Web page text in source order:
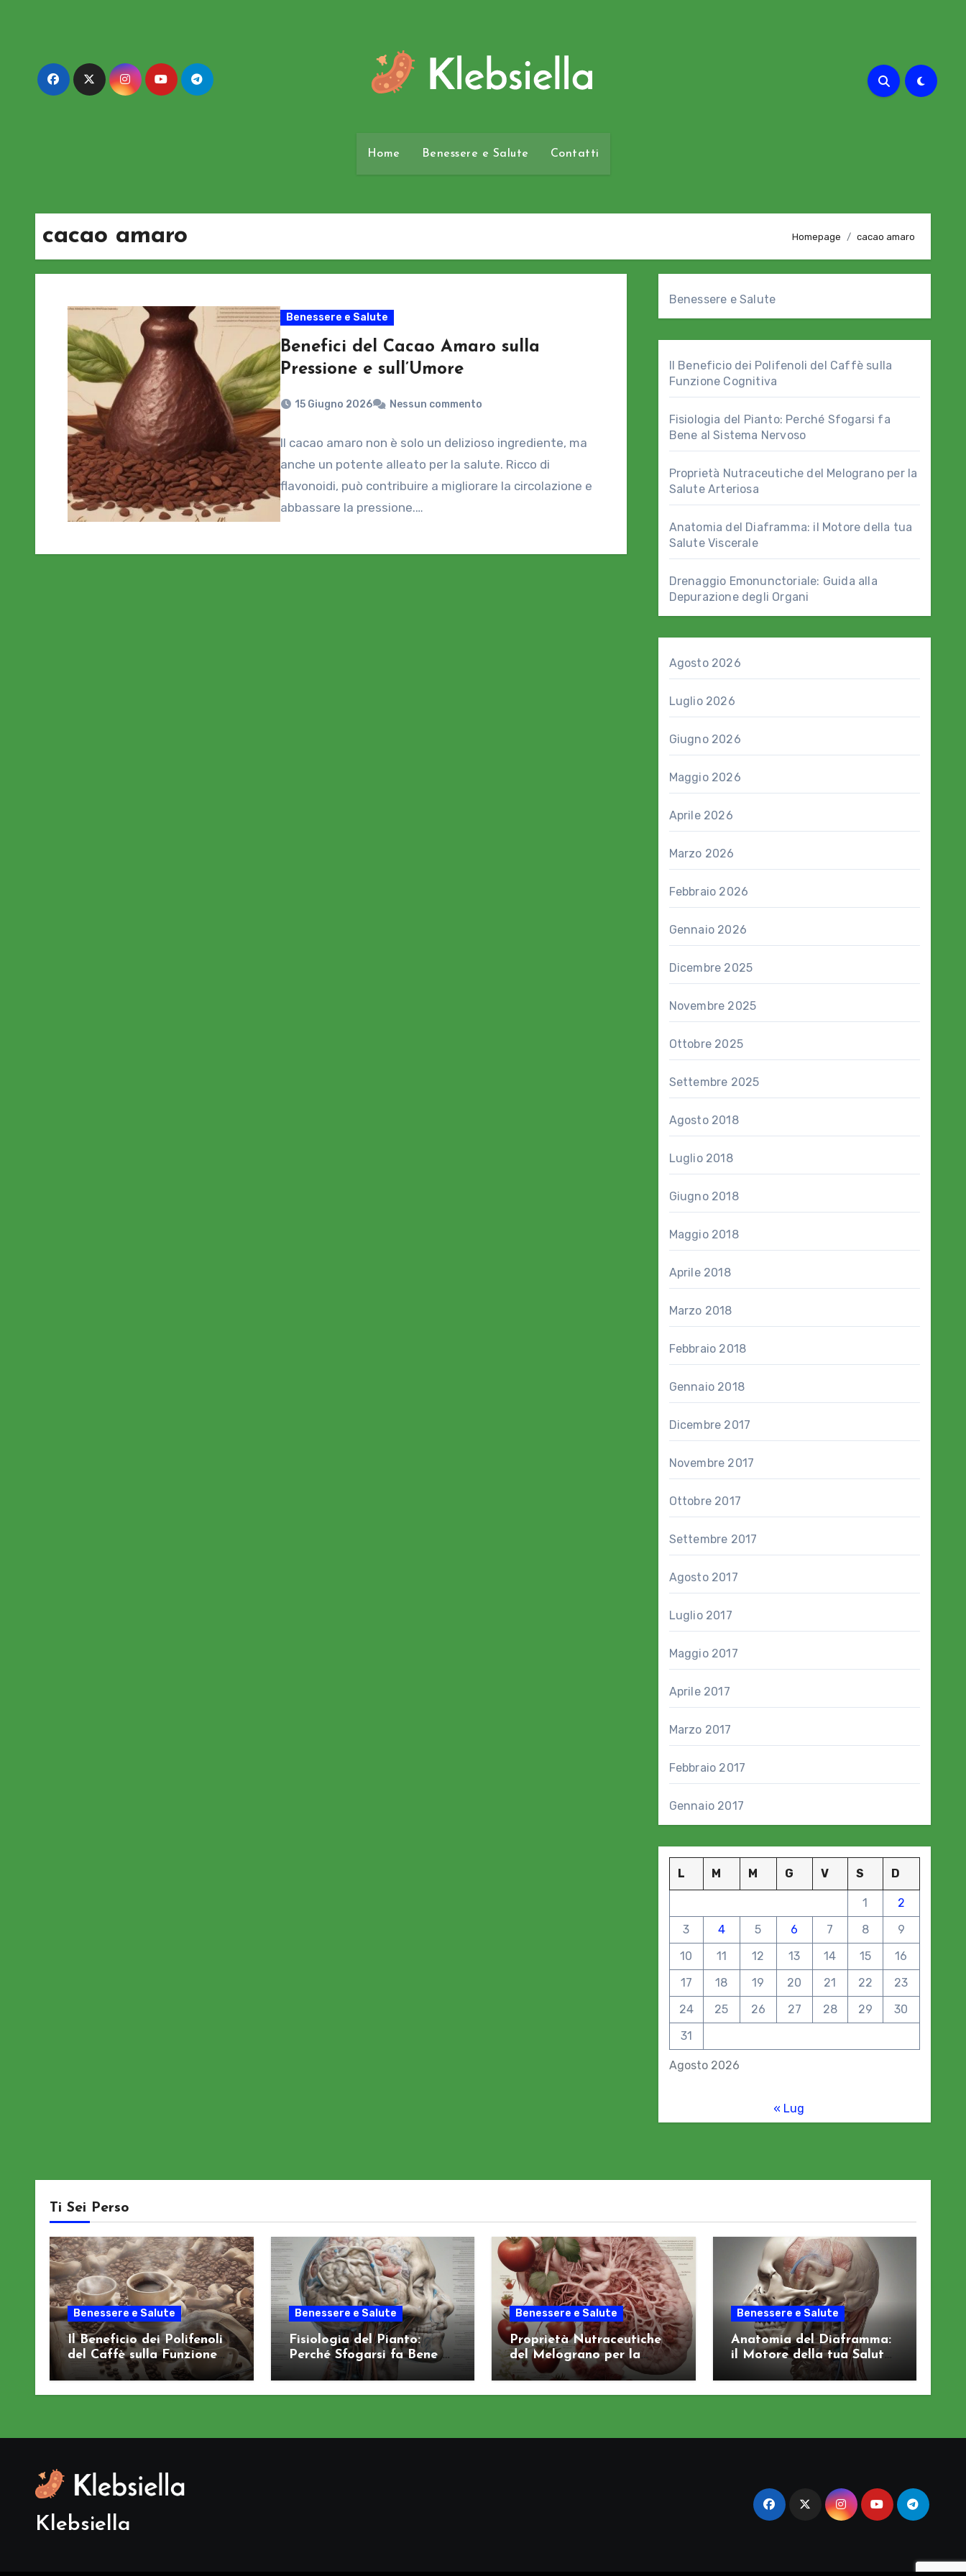
Home Benessere e Salute Contatti
cacao amaro Homepage cacao amaro
Benessere e Salute
Benefici del Cacao Amaro sulla
Pressione e sull’Umore
15 Giugno 2026 Nessun commento
Il cacao amaro non è solo un delizioso ingrediente, ma
anche un potente alleato per la salute. Ricco di
flavonoidi, può contribuire a migliorare la circolazione e
abbassare la pressione.…
Benessere e Salute
Il Beneficio dei Polifenoli del Caffè sulla
Funzione Cognitiva
Fisiologia del Pianto: Perché Sfogarsi fa
Bene al Sistema Nervoso
Proprietà Nutraceutiche del Melograno per la
Salute Arteriosa
Anatomia del Diaframma: il Motore della tua
Salute Viscerale
Drenaggio Emonunctoriale: Guida alla
Depurazione degli Organi
Agosto 2026
Luglio 2026
Giugno 2026
Maggio 2026
Aprile 2026
Marzo 2026
Febbraio 2026
Gennaio 2026
Dicembre 2025
Novembre 2025
Ottobre 2025
Settembre 2025
Agosto 2018
Luglio 2018
Giugno 2018
Maggio 2018
Aprile 2018
Marzo 2018
Febbraio 2018
Gennaio 2018
Dicembre 2017
Novembre 2017
Ottobre 2017
Settembre 2017
Agosto 2017
Luglio 2017
Maggio 2017
Aprile 2017
Marzo 2017
Febbraio 2017
Gennaio 2017
Agosto 2026
L M M G V S D
1
2
3
4 5 6 7 8
9
10
11 12 13 14 15
16
17
18 19 20 21 22
23
24
25 26 27 28 29
30
31
« Lug
Ti Sei Perso
Benessere e Salute
Il Beneficio dei Polifenoli
del Caffè sulla Funzione
Cognitiva
Benessere e Salute
Fisiologia del Pianto:
Perché Sfogarsi fa Bene al
Sistema Nervoso
Benessere e Salute
Proprietà Nutraceutiche
del Melograno per la
Salute Arteriosa
Benessere e Salute
Anatomia del Diaframma:
il Motore della tua Salute
Klebsiella